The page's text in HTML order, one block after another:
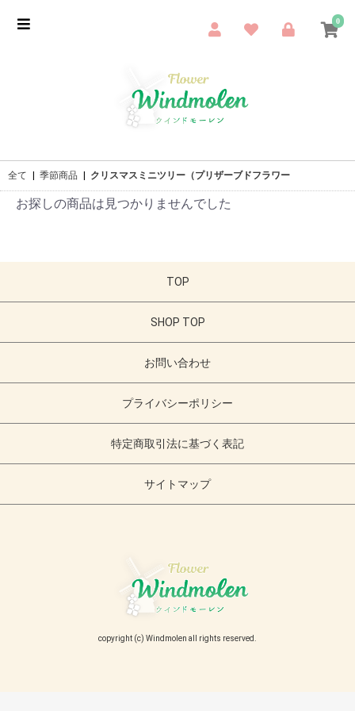
0
全て | 季節商品 | クリスマスミニツリー（プリザーブドフラワー
お探しの商品は見つかりませんでした
TOP
SHOP TOP
お問い合わせ
プライバシーポリシー
特定商取引法に基づく表記
サイトマップ
copyright (c) Windmolen all rights reserved.